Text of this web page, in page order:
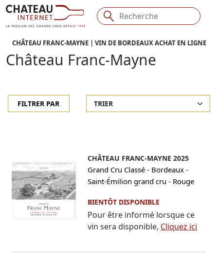
CHÂTEAU FRANC-MAYNE | VIN DE BORDEAUX ACHAT EN LIGNE
Château Franc-Mayne
FILTRER PAR
CHÂTEAU FRANC-MAYNE 2025
Grand Cru Classé - Bordeaux -
Saint-Émilion grand cru - Rouge
BIENTÔT DISPONIBLE
Pour être informé lorsque ce
vin sera disponible, Cliquez ici